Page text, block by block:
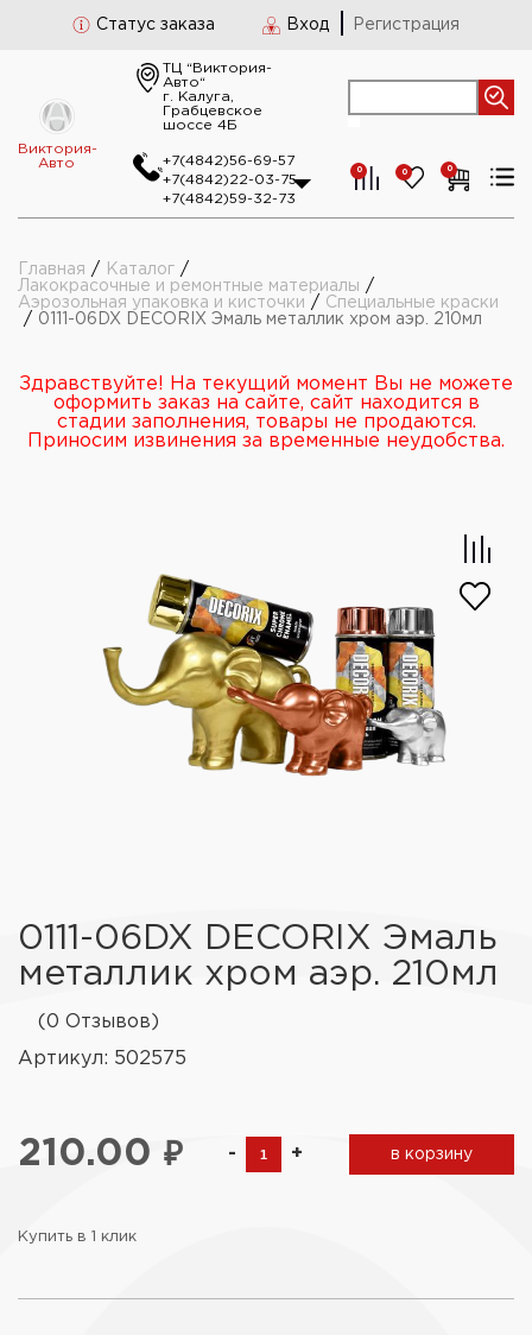
Статус заказа Вход Регистрация
Виктория-
Авто
ТЦ “Виктория-
Авто“
г. Калуга,
Грабцевское
шоссе 4Б
+7(4842)56-69-57
+7(4842)22-03-75
+7(4842)59-32-73
0 0 0
Главная / Каталог /
Лакокрасочные и ремонтные материалы /
Аэрозольная упаковка и кисточки / Специальные краски
/ 0111-06DX DECORIX Эмаль металлик хром аэр. 210мл
Здравствуйте! На текущий момент Вы не можете
оформить заказ на сайте, сайт находится в
стадии заполнения, товары не продаются.
Приносим извинения за временные неудобства.
0111-06DX DECORIX Эмаль
металлик хром аэр. 210мл
(0 Отзывов)
Артикул: 502575
210.00 ₽ - + в корзину
Купить в 1 клик